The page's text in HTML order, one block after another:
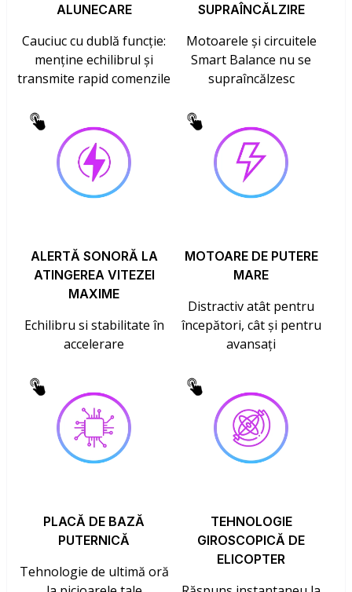
ALUNECARE
Cauciuc cu dublă funcție:
menține echilibrul și
transmite rapid comenzile
SUPRAÎNCĂLZIRE
Motoarele și circuitele
Smart Balance nu se
supraîncălzesc
ALERTĂ SONORĂ LA
ATINGEREA VITEZEI
MAXIME
Echilibru si stabilitate în
accelerare
MOTOARE DE PUTERE
MARE
Distractiv atât pentru
începători, cât și pentru
avansați
PLACĂ DE BAZĂ
PUTERNICĂ
Tehnologie de ultimă oră
TEHNOLOGIE
GIROSCOPICĂ DE
ELICOPTER